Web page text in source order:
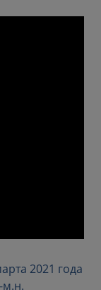
2021 года
м.н.